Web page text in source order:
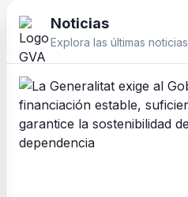
Noticias
Explora las últimas noticias